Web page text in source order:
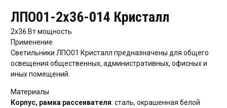
ЛПО01-2х36-014 Кристалл
2х36 Втмощность
Применение
Светильники ЛПО01 Кристалл предназначены для общего
освещения общественных, административных, офисных и
иных помещений.
Материалы
Корпус, рамка рассеивателя: сталь, окрашенная белой